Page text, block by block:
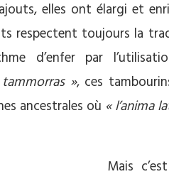
elles ont élargi et
respectent toujours la
d’enfer par
», ces
ancestrales où « l’anima
Mais